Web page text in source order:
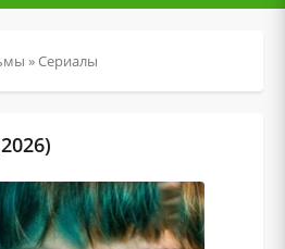
»Сериалы